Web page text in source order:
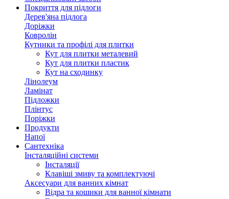
Покриття для підлоги
Дерев'яна підлога
Доріжки
Ковролін
Кутники та профілі для плитки
Кут для плитки металевий
Кут для плитки пластик
Кут на сходинку
Лінолеум
Ламінат
Підложки
Плінтус
Поріжки
Продукти
Напої
Сантехніка
Інсталяційні системи
Інсталяції
Клавіші змиву та комплектуючі
Аксесуари для ванних кімнат
Відра та кошики для ванної кімнати